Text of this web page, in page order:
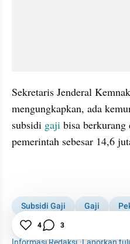
Sekretaris Jenderal
mengungkapkan, ada
subsidi gaji bisa
pemerintah sebesar 14,6
Subsidi Gaji Gaji
Tenaga Kerja
Bansos
4 3